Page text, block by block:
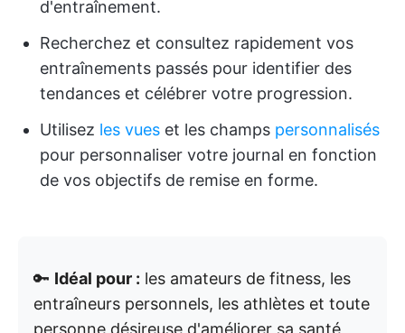
d'entraînement.
Recherchez et consultez rapidement vos
entraînements passés pour identifier des
tendances et célébrer votre progression.
Utilisez les vues et les champs personnalisés
pour personnaliser votre journal en fonction
de vos objectifs de remise en forme.
🔑 Idéal pour : les amateurs de fitness, les
entraîneurs personnels, les athlètes et toute